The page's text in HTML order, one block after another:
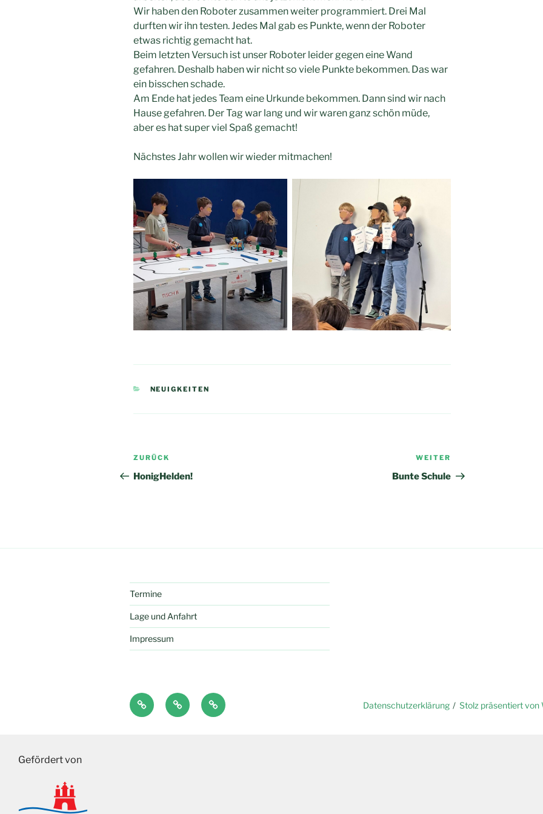
Wir haben den Roboter zusammen weiter programmiert. Drei Mal
durften wir ihn testen. Jedes Mal gab es Punkte, wenn der Roboter
etwas richtig gemacht hat.
Beim letzten Versuch ist unser Roboter leider gegen eine Wand
gefahren. Deshalb haben wir nicht so viele Punkte bekommen. Das war
ein bisschen schade.
Am Ende hat jedes Team eine Urkunde bekommen. Dann sind wir nach
Hause gefahren. Der Tag war lang und wir waren ganz schön müde,
aber es hat super viel Spaß gemacht!
Nächstes Jahr wollen wir wieder mitmachen!
KATEGORIEN
NEUIGKEITEN
Beitragsnavigation
Vorheriger
Beitrag
ZURÜCK
HonigHelden!
Beitrag
WEITER
Bunte Schule
Termine
Lage und Anfahrt
Impressum
Anton Antolin LMS Datenschutzerklärung Stolz präsentiert von
Gefördert von